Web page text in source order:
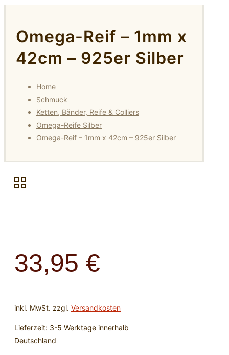
Omega-Reif – 1mm x
42cm – 925er Silber
Home
Schmuck
Ketten, Bänder, Reife & Colliers
Omega-Reife Silber
Omega-Reif – 1mm x 42cm – 925er Silber
33,95 €
inkl. MwSt. zzgl. Versandkosten
Lieferzeit: 3-5 Werktage innerhalb
Deutschland